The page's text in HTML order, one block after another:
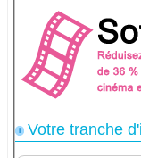
i Votre tranche